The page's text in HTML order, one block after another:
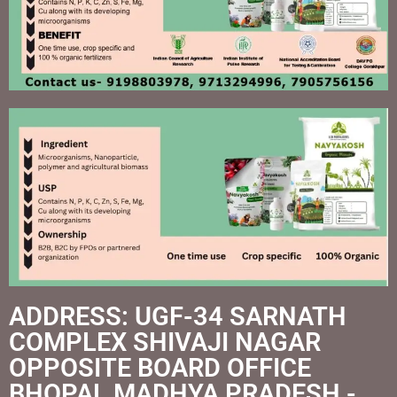
ADDRESS: UGF-34 SARNATH
COMPLEX SHIVAJI NAGAR
OPPOSITE BOARD OFFICE